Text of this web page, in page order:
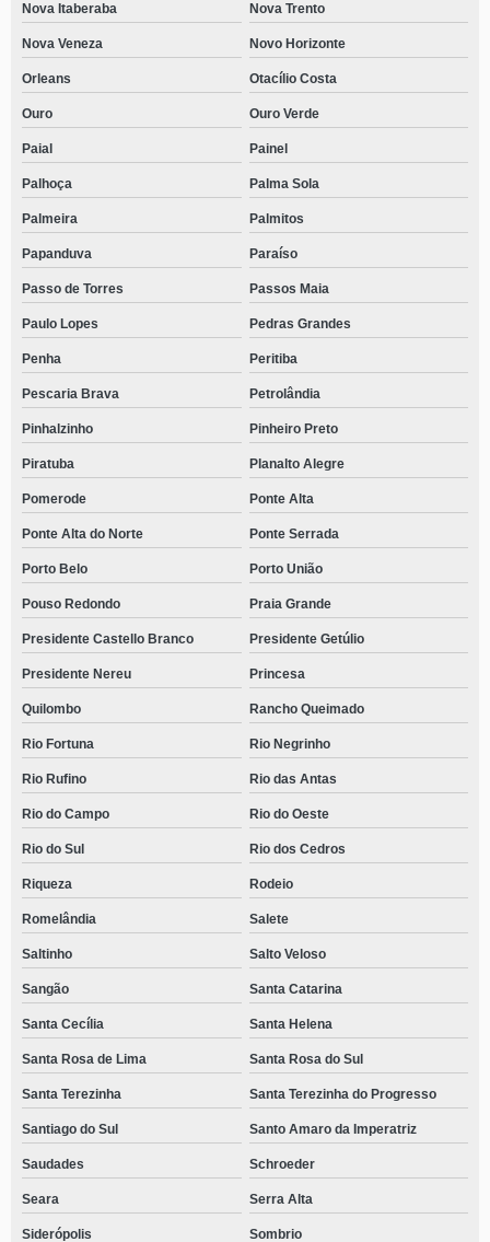
Nova Itaberaba Nova Trento
Nova Veneza Novo Horizonte
Orleans Otacílio Costa
Ouro Ouro Verde
Paial Painel
Palhoça Palma Sola
Palmeira Palmitos
Papanduva Paraíso
Passo de Torres Passos Maia
Paulo Lopes Pedras Grandes
Penha Peritiba
Pescaria Brava Petrolândia
Pinhalzinho Pinheiro Preto
Piratuba Planalto Alegre
Pomerode Ponte Alta
Ponte Alta do Norte Ponte Serrada
Porto Belo Porto União
Pouso Redondo Praia Grande
Presidente Castello Branco Presidente Getúlio
Presidente Nereu Princesa
Quilombo Rancho Queimado
Rio Fortuna Rio Negrinho
Rio Rufino Rio das Antas
Rio do Campo Rio do Oeste
Rio do Sul Rio dos Cedros
Riqueza Rodeio
Romelândia Salete
Saltinho Salto Veloso
Sangão Santa Catarina
Santa Cecília Santa Helena
Santa Rosa de Lima Santa Rosa do Sul
Santa Terezinha Santa Terezinha do Progresso
Santiago do Sul Santo Amaro da Imperatriz
Saudades Schroeder
Seara Serra Alta
Siderópolis Sombrio